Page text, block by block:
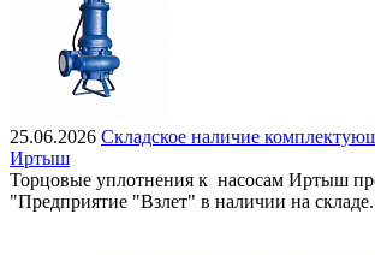
25.06.2026 Складское наличие
Иртыш
Торцовые уплотнения к насосам Иртыш
"Предприятие "Взлет" в наличии на складе.